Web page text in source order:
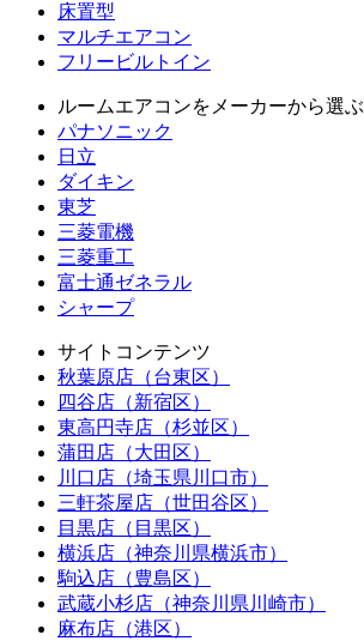
床置型
マルチエアコン
フリービルトイン
ルームエアコンをメーカーから選ぶ
パナソニック
日立
ダイキン
東芝
三菱電機
三菱重工
富士通ゼネラル
シャープ
サイトコンテンツ
秋葉原店（台東区）
四谷店（新宿区）
東高円寺店（杉並区）
蒲田店（大田区）
川口店（埼玉県川口市）
三軒茶屋店（世田谷区）
目黒店（目黒区）
横浜店（神奈川県横浜市）
駒込店（豊島区）
武蔵小杉店（神奈川県川崎市）
麻布店（港区）